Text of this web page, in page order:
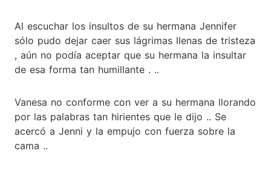
Al escuchar los insultos de su hermana Jennifer
sólo pudo dejar caer sus lágrimas llenas de tristeza
, aún no podía aceptar que su hermana la insultar
de esa forma tan humillante . ..
Vanesa no conforme con ver a su hermana llorando
por las palabras tan hirientes que le dijo .. Se
acercó a Jenni y la empujo con fuerza sobre la
cama ..